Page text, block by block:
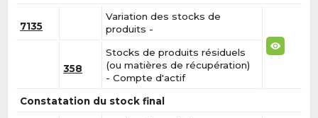
7135
Variation des stocks de
produits -
358
Stocks de produits résiduels
(ou matières de récupération)
- Compte d'actif
Constatation du stock final